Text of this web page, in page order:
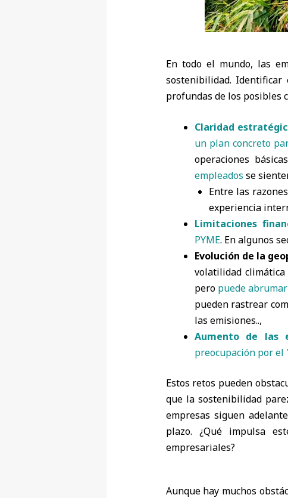
En todo el mundo, las
sostenibilidad. Identificar
profundas de los posibles
Claridad
un plan concreto
operaciones
empleados se
Entre las
experiencia
Limitaciones
PYME. En algunos
Evolución de la
volatilidad
pero puede
pueden rastrear
las emisiones..,
Aumento de las
preocupación por
Estos retos pueden
que la sostenibilidad
empresas siguen
plazo. ¿Qué impulsa
empresariales?
Aunque hay muchos